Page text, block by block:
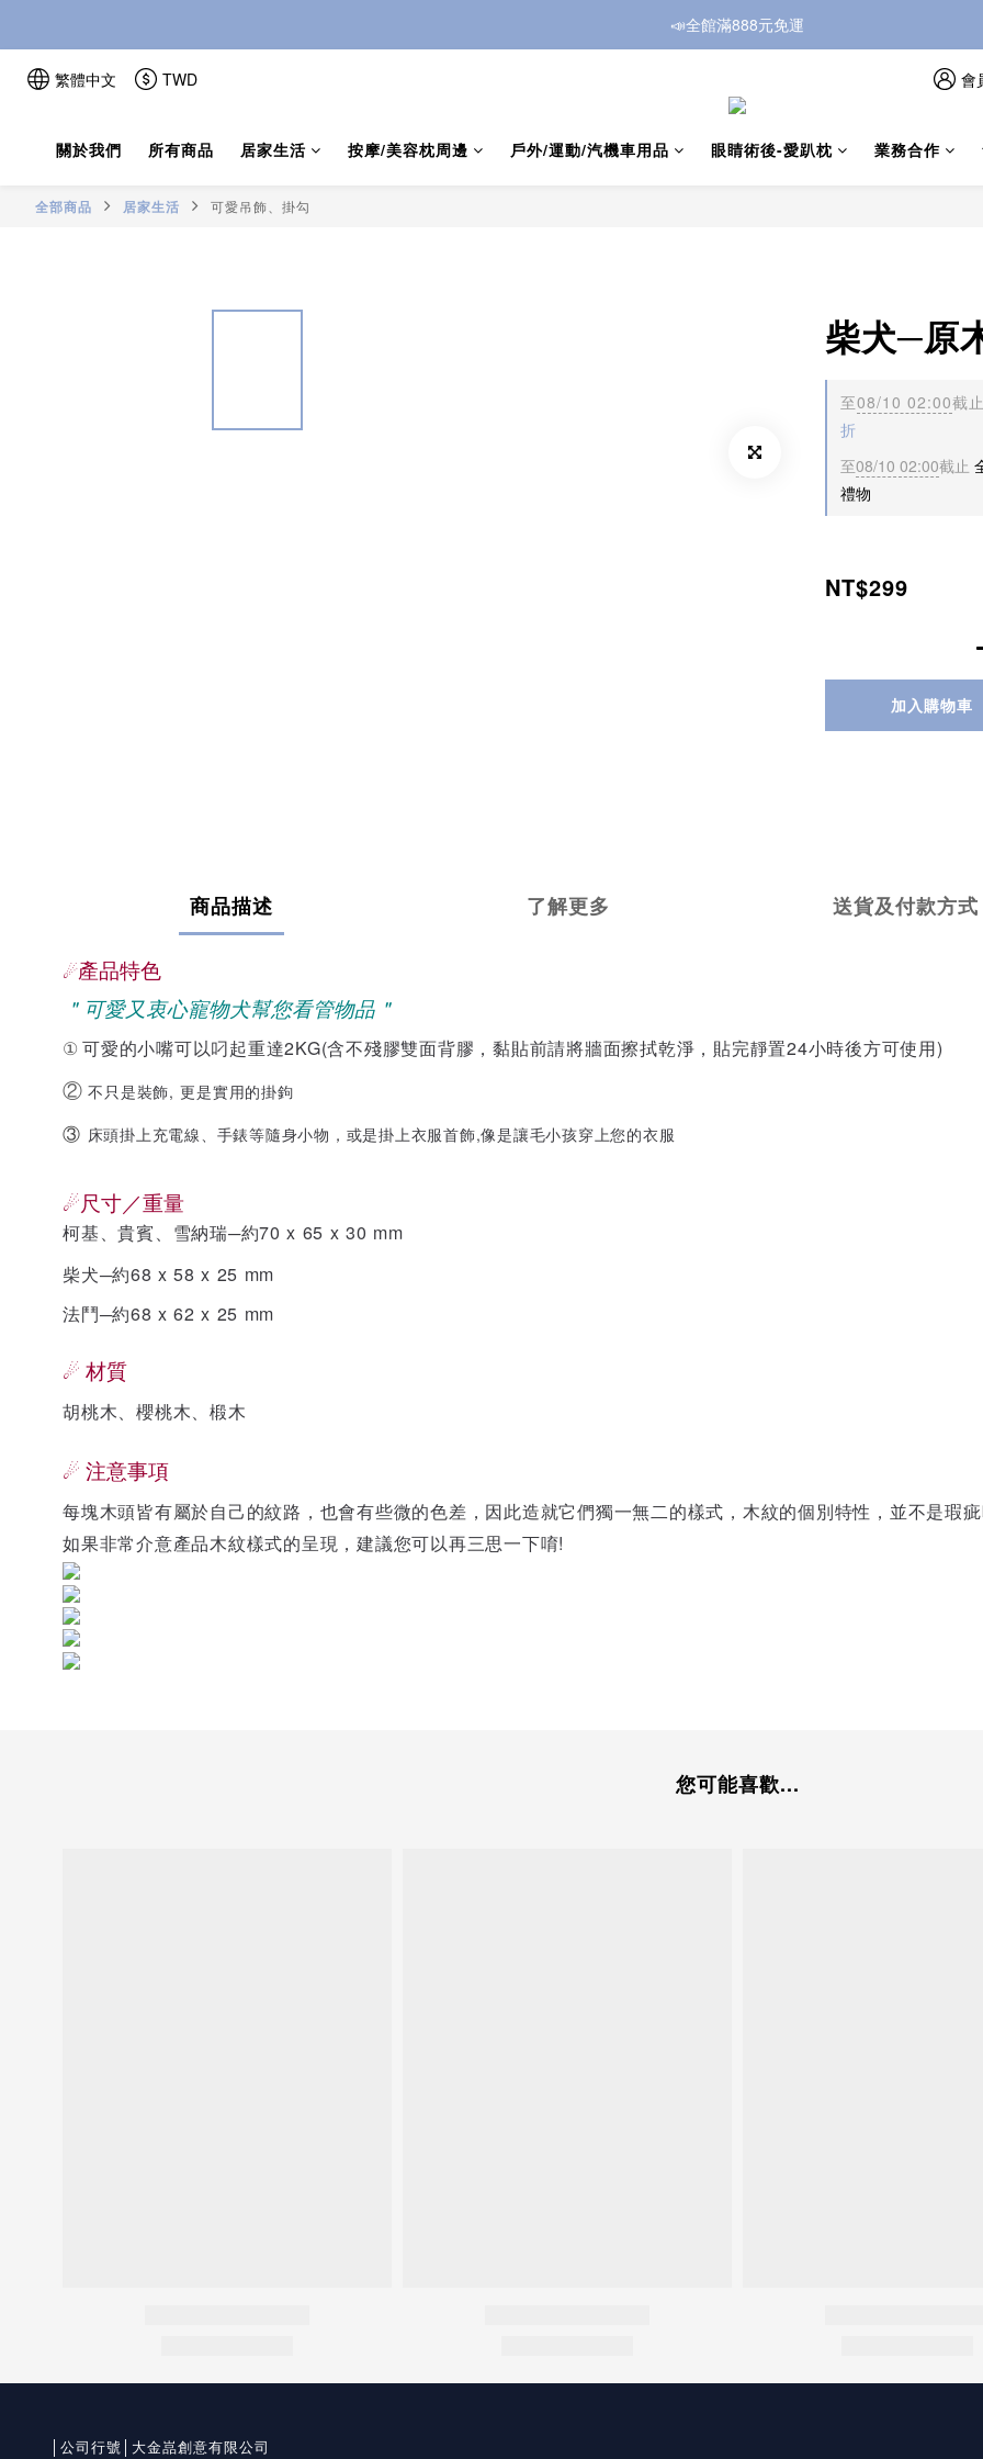
📣全館滿888元免運
繁體中文 TWD 會
關於我們 所有商品 居家生活 按摩/美容枕周邊 戶外/運動/汽機車用品 眼睛術後-愛趴枕 業務合作
全部商品 居家生活 可愛吊飾、掛勾
柴犬─原
至08/10 02:00截
折
至08/10 02:00截止
禮物
NT$299
加入購物車
商品描述 了解更多 送貨及付款方式
☄產品特色
＂ 可愛又衷心寵物犬幫您看管物品＂
① 可愛的小嘴可以叼起重達2KG(含不殘膠雙面背膠，黏貼前請將牆面擦拭乾淨，貼完靜置24小時後方可使用)
② 不只是裝飾, 更是實用的掛鉤
③ 床頭掛上充電線、手錶等隨身小物， 或是掛上衣服首飾,像是讓毛小孩穿上您的衣服
☄尺寸／重量
柯基、貴賓、雪納瑞─約70 x 65 x 30 mm
柴犬─約68 x 58 x 25 mm
法鬥─約68 x 62 x 25 mm
☄ 材質
胡桃木、櫻桃木、椴木
☄ 注意事項
每塊木頭皆有屬於自己的紋路，也會有些微的色差， 因此造就它們獨一無二的樣式， 木紋的個別特性，並不是瑕
如果非常介意產品木紋樣式的呈現，建議您可以再三思一下唷!
您可能喜歡...
│公司行號│大金嵓創意有限公司